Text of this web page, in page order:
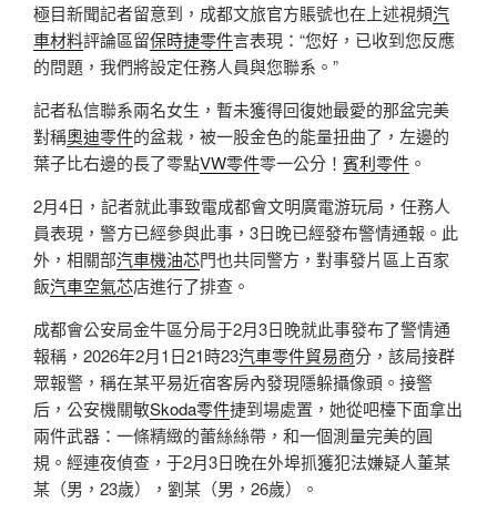
極目新聞記者留意到，成都文旅官方賬號也在上述視頻汽
車材料評論區留保時捷零件言表現：“您好，已收到您反應
的問題，我們將設定任務人員與您聯系。”
記者私信聯系兩名女生，暫未獲得回復她最愛的那盆完美
對稱奧迪零件的盆栽，被一股金色的能量扭曲了，左邊的
葉子比右邊的長了零點VW零件零一公分！ 賓利零件 。
2月4日，記者就此事致電成都會文明廣電游玩局，任務人
員表現，警方已經參與此事，3日晚已經發布警情通報。此
外，相關部汽車機油芯門也共同警方，對事發片區上百家
飯汽車空氣芯店進行了排查。
成都會公安局金牛區分局于2月3日晚就此事發布了警情通
報稱，2026年2月1日21時23汽車零件貿易商分，該局接群
眾報警，稱在某平易近宿客房內發現隱躲攝像頭。接警
后，公安機關敏Skoda零件捷到場處置，她從吧檯下面拿出
兩件武器：一條精緻的蕾絲絲帶，和一個測量完美的圓
規。經連夜偵查，于2月3日晚在外埠抓獲犯法嫌疑人董某
某（男，23歲），劉某（男，26歲）。